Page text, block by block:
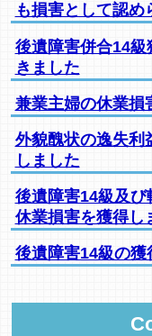
も損害として認め
後遺障害併合14
きました
兼業主婦の休業損
外貌醜状の逸失利
しました
後遺障害14級及
休業損害を獲得し
後遺障害14級の